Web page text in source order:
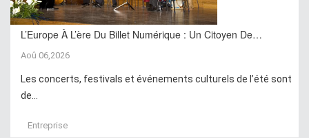
L’Europe À L’ère Du Billet Numérique : Un Citoyen De…
Aoû 06,2026
Les concerts, festivals et événements culturels de l’été sont
de...
Entreprise